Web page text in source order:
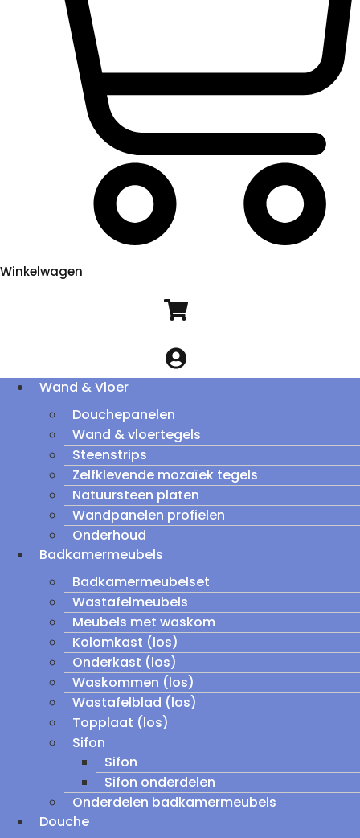
Winkelwagen
Wand & Vloer
Douchepanelen
Wand & vloertegels
Steenstrips
Zelfklevende mozaïek tegels
Natuursteen platen
Wandpanelen profielen
Onderhoud
Badkamermeubels
Badkamermeubelset
Wastafelmeubels
Meubels met waskom
Kolomkast (los)
Onderkast (los)
Waskommen (los)
Wastafelblad (los)
Topplaat (los)
Sifon
Sifon
Sifon onderdelen
Onderdelen badkamermeubels
Douche